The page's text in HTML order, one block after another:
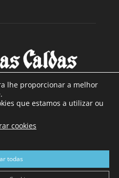
NÓS
e mais de 90 anos de
mais de 40.000 leitores por
distribuição em Portugal
online.
lhe proporcionar a melhor
que estamos a utilizar ou
cookies
todas